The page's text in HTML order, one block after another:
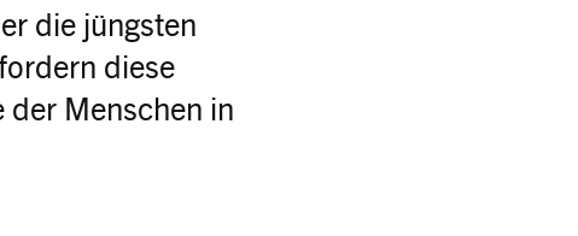
die jüngsten
diese
Menschen in